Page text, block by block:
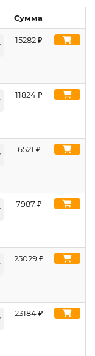
Сумма
15282₽
11824₽
6521 ₽
7987 ₽
25029₽
23184₽